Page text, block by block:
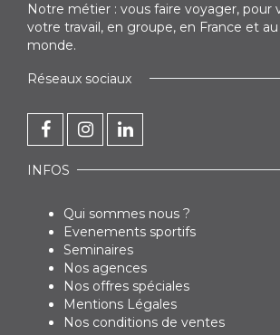
Notre métier : vous faire voyager, pour
votre travail, en groupe, en France et
monde.
Réseaux sociaux
INFOS
Qui sommes nous ?
Evenements sportifs
Seminaires
Nos agences
Nos offres spéciales
Mentions Légales
Nos conditions de ventes